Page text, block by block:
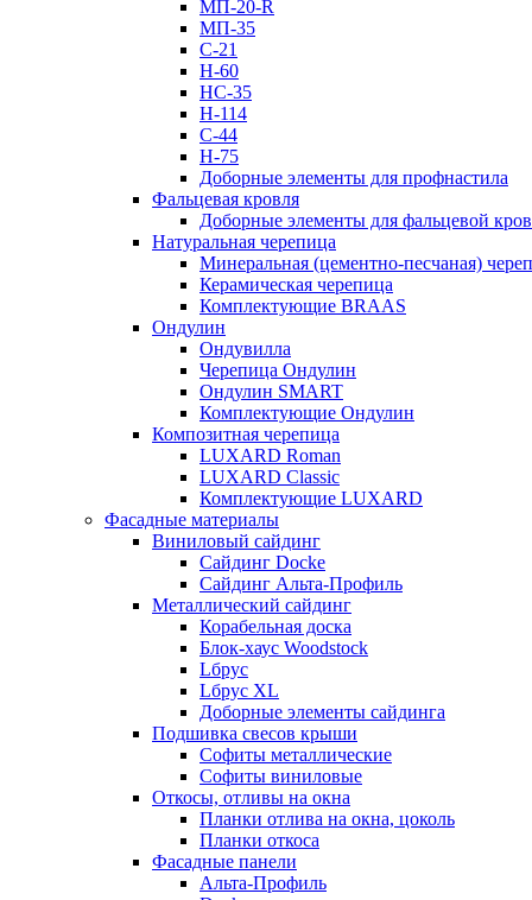
МП-20-R
МП-35
С-21
Н-60
НС-35
Н-114
С-44
Н-75
Доборные элементы для профнастила
Фальцевая кровля
Доборные элементы для фальцевой
Натуральная черепица
Минеральная (цементно-песчаная)
Керамическая черепица
Комплектующие BRAAS
Ондулин
Ондувилла
Черепица Ондулин
Ондулин SMART
Комплектующие Ондулин
Композитная черепица
LUXARD Roman
LUXARD Classic
Комплектующие LUXARD
Фасадные материалы
Виниловый сайдинг
Сайдинг Docke
Сайдинг Альта-Профиль
Металлический сайдинг
Корабельная доска
Блок-хаус Woodstock
Lбрус
Lбрус XL
Доборные элементы сайдинга
Подшивка свесов крыши
Софиты металлические
Софиты виниловые
Откосы, отливы на окна
Планки отлива на окна, цоколь
Планки откоса
Фасадные панели
Альта-Профиль